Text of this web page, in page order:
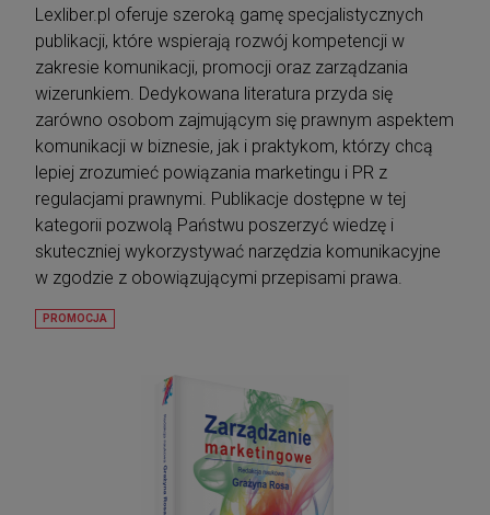
Lexliber.pl oferuje szeroką gamę specjalistycznych
publikacji, które wspierają rozwój kompetencji w
zakresie komunikacji, promocji oraz zarządzania
wizerunkiem. Dedykowana literatura przyda się
zarówno osobom zajmującym się prawnym aspektem
komunikacji w biznesie, jak i praktykom, którzy chcą
lepiej zrozumieć powiązania marketingu i PR z
regulacjami prawnymi. Publikacje dostępne w tej
kategorii pozwolą Państwu poszerzyć wiedzę i
skuteczniej wykorzystywać narzędzia komunikacyjne
w zgodzie z obowiązującymi przepisami prawa.
PROMOCJA